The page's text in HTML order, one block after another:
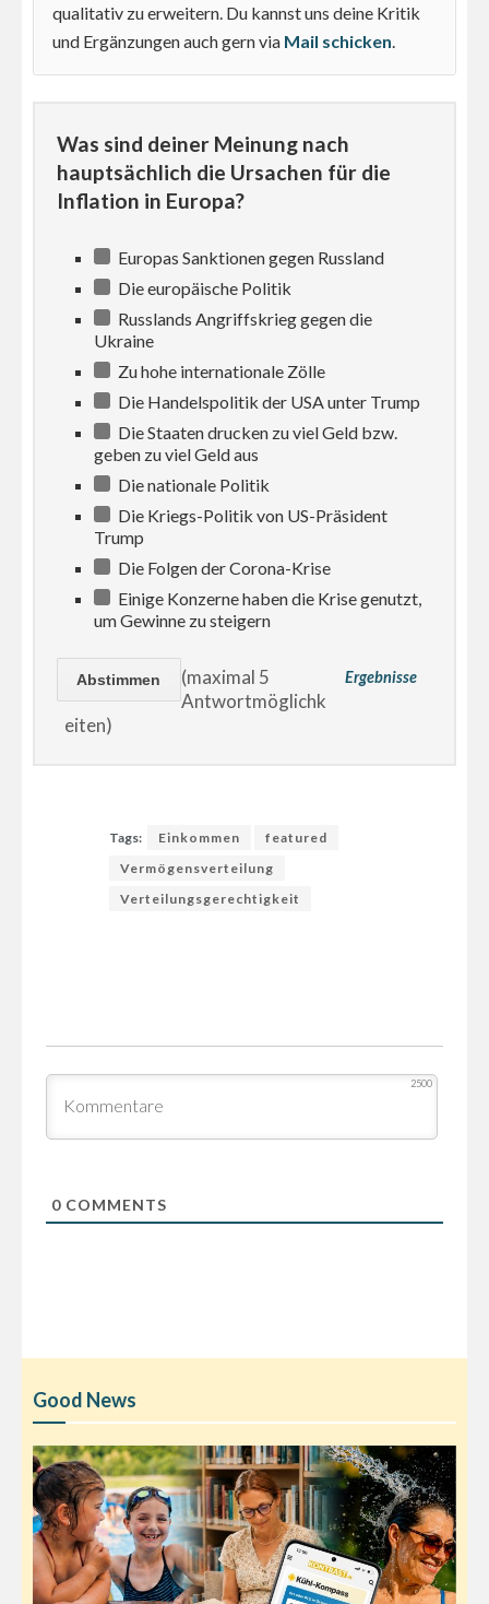
qualitativ zu erweitern. Du kannst uns deine Kritik
und Ergänzungen auch gern via Mail schicken.
Was sind deiner Meinung nach
hauptsächlich die Ursachen für die
Inflation in Europa?
Europas Sanktionen gegen Russland
Die europäische Politik
Russlands Angriffskrieg gegen die
Ukraine
Zu hohe internationale Zölle
Die Handelspolitik der USA unter Trump
Die Staaten drucken zu viel Geld bzw.
geben zu viel Geld aus
Die nationale Politik
Die Kriegs-Politik von US-Präsident
Trump
Die Folgen der Corona-Krise
Einige Konzerne haben die Krise genutzt,
um Gewinne zu steigern
Ergebnisse
(maximal 5
Antwortmöglichk
eiten)
Tags: Einkommen
featured
Vermögensverteilung
Verteilungsgerechtigkeit
2500
0COMMENTS
Good News